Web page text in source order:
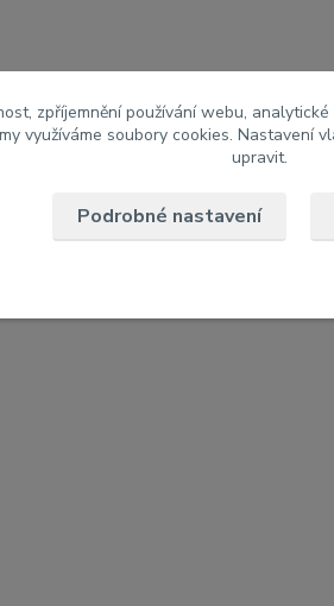
zpříjemnění používání webu,
využíváme soubory cookies. Nastavení
upravit.
Podrobné nastavení